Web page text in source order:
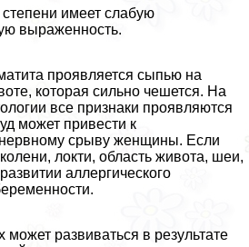
степени имеет слабую
выраженность.
проявляется сыпью на
которая сильно чешется. На
все признаки проявляются
может привести к
срыву женщины. Если
локти, область живота, шеи,
аллергического
развиваться в результате